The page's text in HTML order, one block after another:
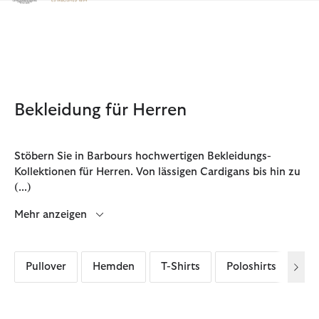
Klicken Sie hier, um unsere Barrierefreiheitserklärung
Bekleidung für Herren
Stöbern Sie in Barbours hochwertigen Bekleidungs-
Kollektionen für Herren. Von lässigen Cardigans bis hin zu
(...)
Mehr anzeigen
Pullover Hemden T-Shirts Poloshirts